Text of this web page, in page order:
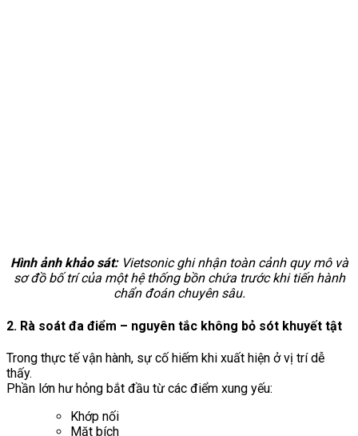
Hình ảnh khảo sát:Vietsonic ghi nhận toàn cảnh quy mô và
sơ đồ bố trí của một hệ thống bồn chứa trước khi tiến hành
chẩn đoán chuyên sâu.
2. Rà soát đa điểm – nguyên tắc không bỏ sót khuyết tật
Trong thực tế vận hành, sự cố hiếm khi xuất hiện ở vị trí dễ
thấy.
Phần lớn hư hỏng bắt đầu từ các điểm xung yếu:
Khớp nối
Mặt bích